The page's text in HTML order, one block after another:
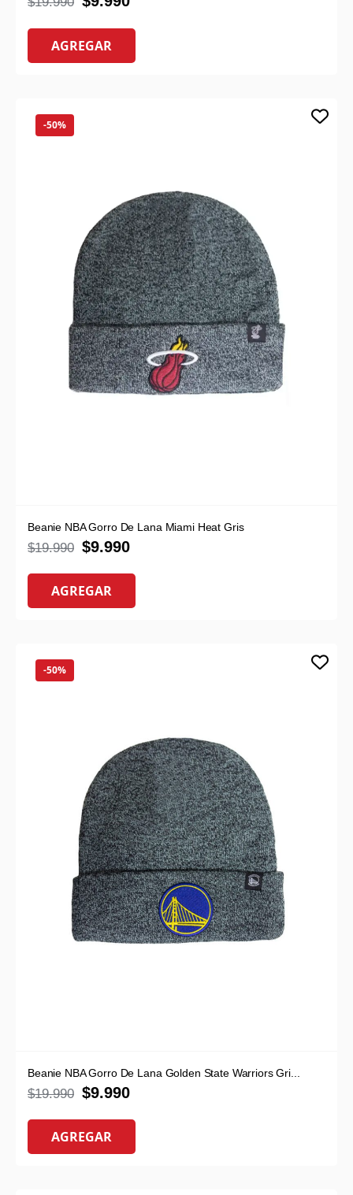
AGREGAR
-50%
Beanie NBA Gorro De Lana Miami Heat Gris
$19.990 $9.990
AGREGAR
-50%
Beanie NBA Gorro De Lana Golden State Warriors Gri...
$19.990 $9.990
AGREGAR